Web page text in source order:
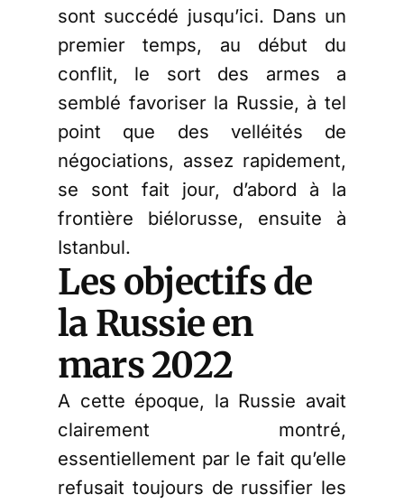
sont succédé jusqu’ici. Dans un
premier temps, au début du
conflit, le sort des armes a
semblé favoriser la Russie, à tel
point que des velléités de
négociations, assez rapidement,
se sont fait jour, d’abord à la
frontière biélorusse, ensuite à
Istanbul.
Les objectifs de
la Russie en
mars 2022
A cette époque, la Russie avait
clairement montré,
essentiellement par le fait qu’elle
refusait toujours de russifier les